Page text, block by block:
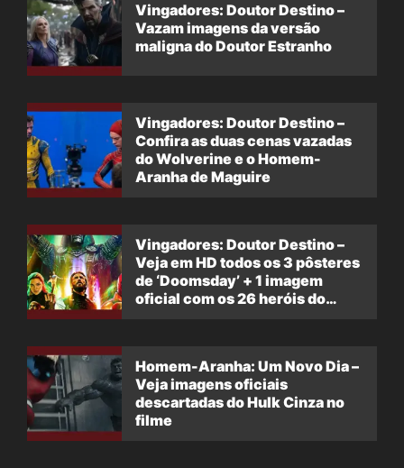
Vingadores: Doutor Destino –
Vazam imagens da versão
maligna do Doutor Estranho
Vingadores: Doutor Destino –
Confira as duas cenas vazadas
do Wolverine e o Homem-
Aranha de Maguire
Vingadores: Doutor Destino –
Veja em HD todos os 3 pôsteres
de ‘Doomsday’ + 1 imagem
oficial com os 26 heróis do
Homem-Aranha: Um Novo Dia –
Veja imagens oficiais
descartadas do Hulk Cinza no
filme